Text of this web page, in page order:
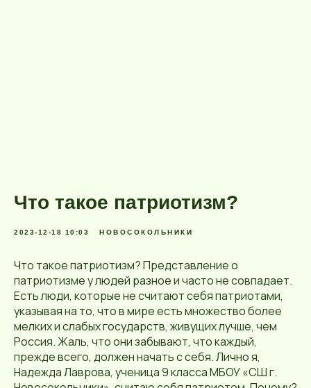
Что такое патриотизм?
2023-12-18 10:03 НОВОСОКОЛЬНИКИ
Что такое патриотизм? Представление о
патриотизме у людей разное и часто не совпадает.
Есть люди, которые не считают себя патриотами,
указывая на то, что в мире есть множество более
мелких и слабых государств, живущих лучше, чем
Россия. Жаль, что они забывают, что каждый,
прежде всего, должен начать с себя. Лично я,
Надежда Лаврова, ученица 9 класса МБОУ «СШ г.